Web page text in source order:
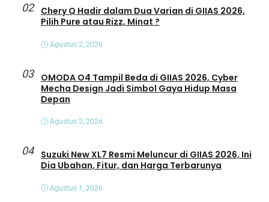
02
Chery Q Hadir dalam Dua Varian di GIIAS 2026,
Pilih Pure atau Rizz, Minat ?
Agustus 2, 2026
03
OMODA O4 Tampil Beda di GIIAS 2026, Cyber
Mecha Design Jadi Simbol Gaya Hidup Masa
Depan
Agustus 2, 2026
04
Suzuki New XL7 Resmi Meluncur di GIIAS 2026, Ini
Dia Ubahan, Fitur, dan Harga Terbarunya
Agustus 1, 2026